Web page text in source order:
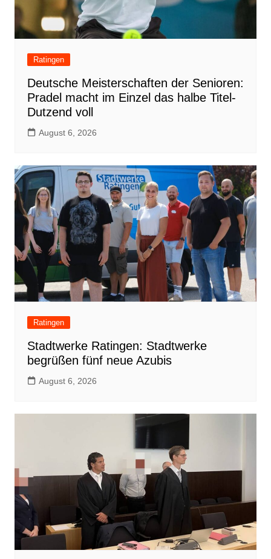
Ratingen
Deutsche Meisterschaften der Senioren:
Pradel macht im Einzel das halbe Titel-
Dutzend voll
August 6, 2026
Ratingen
Stadtwerke Ratingen: Stadtwerke
begrüßen fünf neue Azubis
August 6, 2026